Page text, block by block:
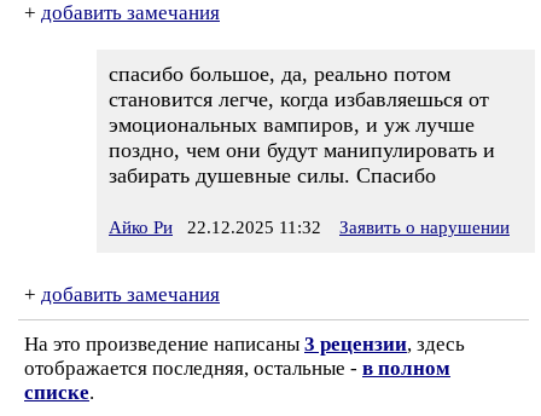
+ добавить замечания
спасибо большое, да, реально потом
становится легче, когда избавляешься от
эмоциональных вампиров, и уж лучше
поздно, чем они будут манипулировать и
забирать душевные силы. Спасибо
Айко Ри 22.12.2025 11:32 Заявить о нарушении
+ добавить замечания
На это произведение написаны 3 рецензии, здесь
отображается последняя, остальные - в полном
списке.